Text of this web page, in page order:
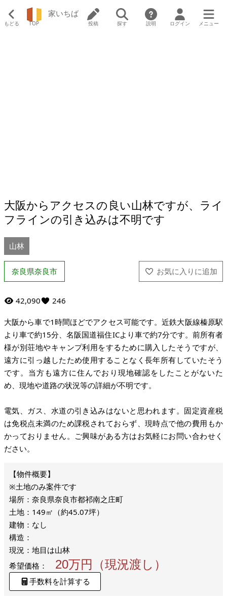
もどる TOP
家いちば
投稿 探す 説明 ログイン メニュー
大阪からアクセスの良い山林ですが、ライ
フラインの引き込みは不明です
山林
奈良県奈良市
42,090 246
大阪から車で1時間ほどでアクセス可能です。近鉄大阪線榛原駅
より車で約15分、名阪国道福住ICより車で約7分です。前所有者
様が別荘地やキャンプ利用をするために購入したそうですが、
遠方に引っ越したため使用することなく長年所有していたそう
です。当方も遠方に住んでおり現地確認をしたことがないた
め、現地や道路の状況等の詳細が不明です。
電気、ガス、水道の引き込みはないと思われます。固定資産税
は免税点未満のため課税されておらず、現時点で他の費用もか
かっておりません。ご興味がある方はお気軽にお問い合わせく
ださい。
※土地のみ案件です
場所：奈良県奈良市都祁南之庄町
土地：149㎡（約45.07坪）
建物：なし
構造：
現況：地目は山林
希望価格：
20万円（現況渡し）
手数料を計算する